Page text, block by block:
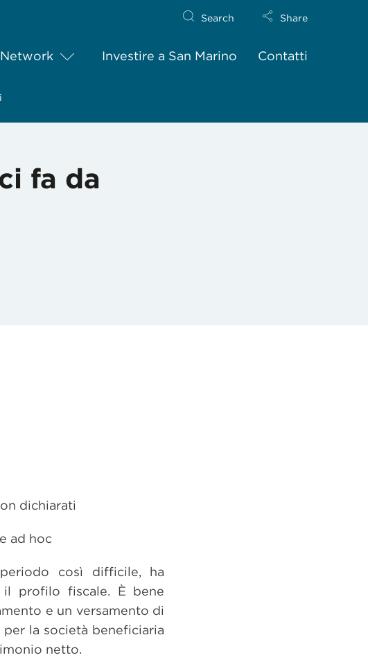
Network Investire a San Marino Contatti
Search Share
fa da
dichiarati
ad hoc
così difficile, ha
profilo fiscale. È bene
e un versamento di
la società beneficiaria
netto.